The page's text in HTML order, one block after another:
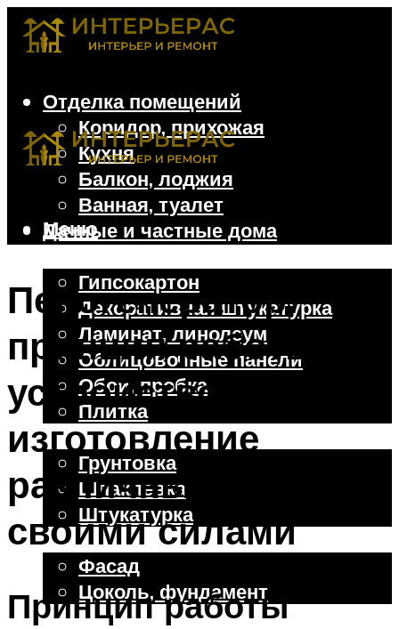
Отделка помещений
Коридор, прихожая
Кухня
Балкон, лоджия
Ванная, туалет
Дачные и частные дома
Гипсокартон
Декоративная штукатурка
Ламинат, линолеум
Облицовочные панели
Обои, пробка
Плитка
Отделочные работы
Грунтовка
Шпаклевка
Штукатурка
Внешняя отделка
Фасад
Цоколь, фундамент
Меню
Пеногенератор:
принцип работы и
устройство,
изготовление
различных видов
своими силами
Принцип работы